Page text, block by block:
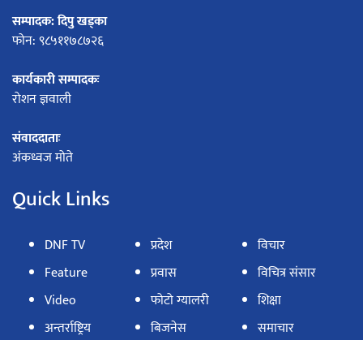
सम्पादक: दिपु खड्का
फोन: ९८५११७८७२६
कार्यकारी सम्पादकः
रोशन ज्ञवाली
संवाददाताः
अंकध्वज मोते
Quick Links
DNF TV
Feature
Video
अन्तर्राष्ट्रिय
प्रदेश
प्रवास
फोटो ग्यालरी
बिजनेस
विचार
विचित्र संसार
शिक्षा
समाचार